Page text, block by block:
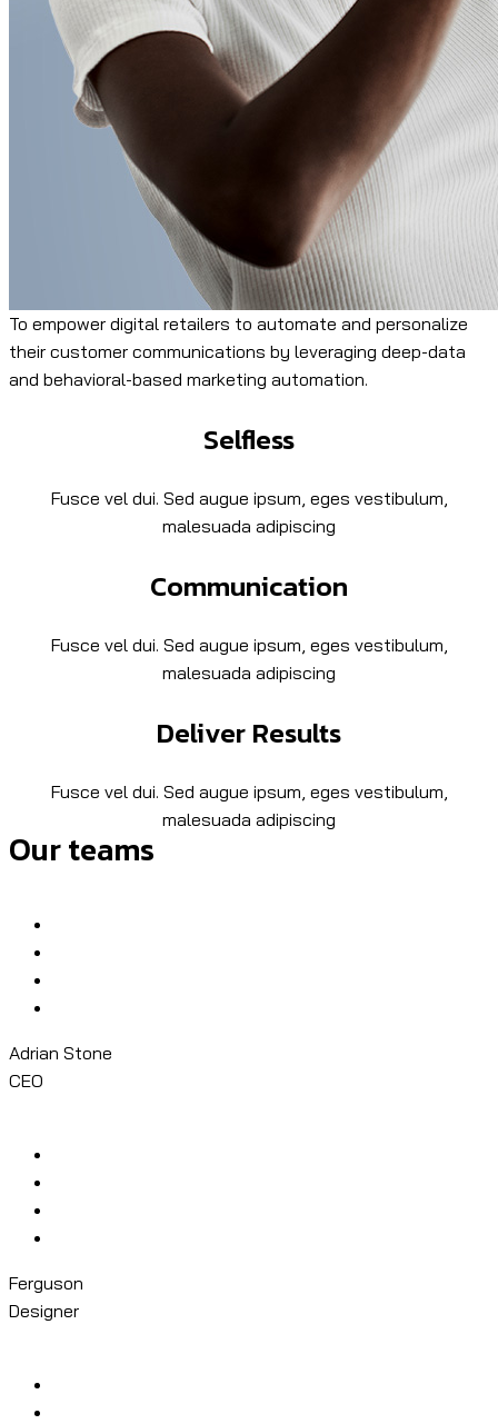
To empower digital retailers to automate and personalize
their customer communications by leveraging deep-data
and behavioral-based marketing automation.
Selfless
Fusce vel dui. Sed augue ipsum, eges vestibulum,
malesuada adipiscing
Communication
Fusce vel dui. Sed augue ipsum, eges vestibulum,
malesuada adipiscing
Deliver Results
Fusce vel dui. Sed augue ipsum, eges vestibulum,
malesuada adipiscing
Our teams
Adrian Stone
CEO
Ferguson
Designer